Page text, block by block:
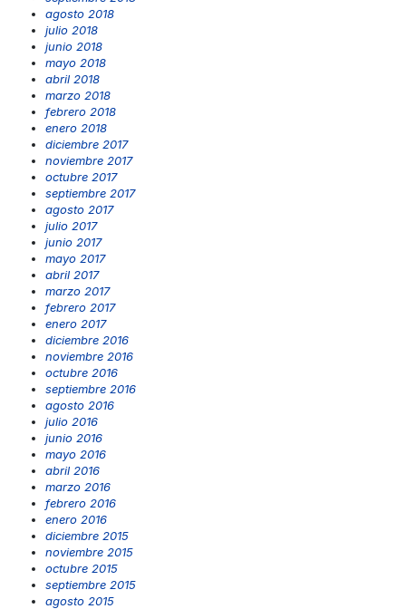
agosto 2018
julio 2018
junio 2018
mayo 2018
abril 2018
marzo 2018
febrero 2018
enero 2018
diciembre 2017
noviembre 2017
octubre 2017
septiembre 2017
agosto 2017
julio 2017
junio 2017
mayo 2017
abril 2017
marzo 2017
febrero 2017
enero 2017
diciembre 2016
noviembre 2016
octubre 2016
septiembre 2016
agosto 2016
julio 2016
junio 2016
mayo 2016
abril 2016
marzo 2016
febrero 2016
enero 2016
diciembre 2015
noviembre 2015
octubre 2015
septiembre 2015
agosto 2015